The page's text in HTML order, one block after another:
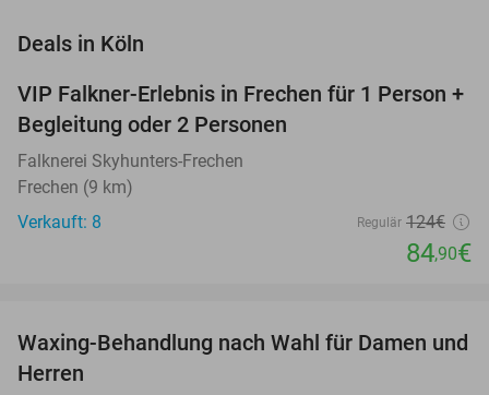
Deals in Köln
32%
VIP Falkner-Erlebnis in Frechen für 1 Person +
Begleitung oder 2 Personen
Falknerei Skyhunters-Frechen
Frechen (9 km)
Verkauft: 8
Regulär 124€
84,90€
38%
Waxing-Behandlung nach Wahl für Damen und
Herren